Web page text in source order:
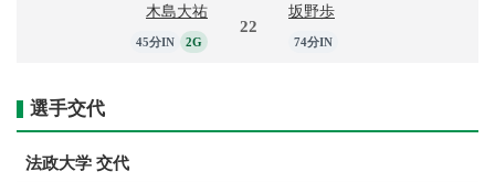
木島大祐
45分IN 2G
22
坂野歩
74分IN
選手交代
法政大学 交代